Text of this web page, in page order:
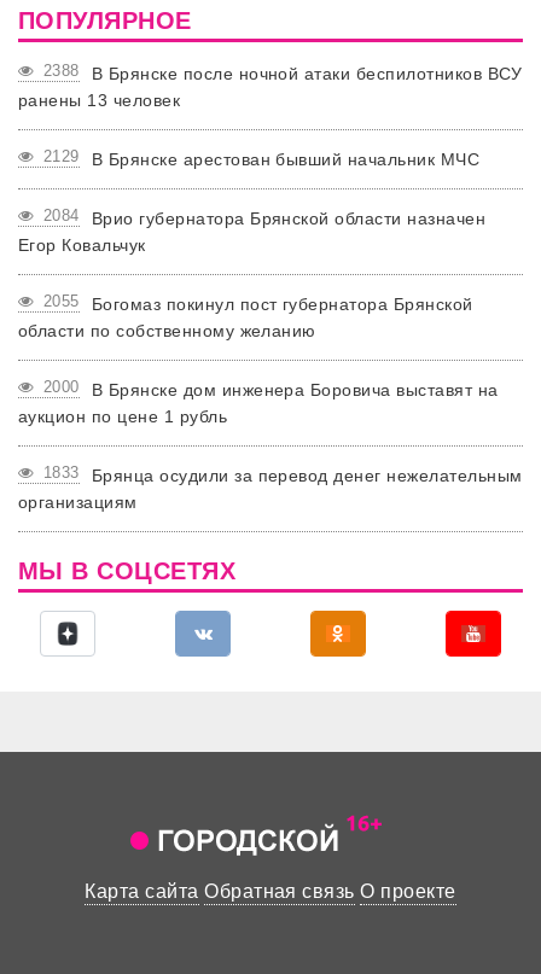
ПОПУЛЯРНОЕ
2388
В Брянске после ночной атаки беспилотников ВСУ
ранены 13 человек
2129 В Брянске арестован бывший начальник МЧС
2084
Врио губернатора Брянской области назначен
Егор Ковальчук
2055
Богомаз покинул пост губернатора Брянской
области по собственному желанию
2000
В Брянске дом инженера Боровича выставят на
аукцион по цене 1 рубль
1833
Брянца осудили за перевод денег нежелательным
организациям
МЫ В СОЦСЕТЯХ
Карта сайта Обратная связь О проекте